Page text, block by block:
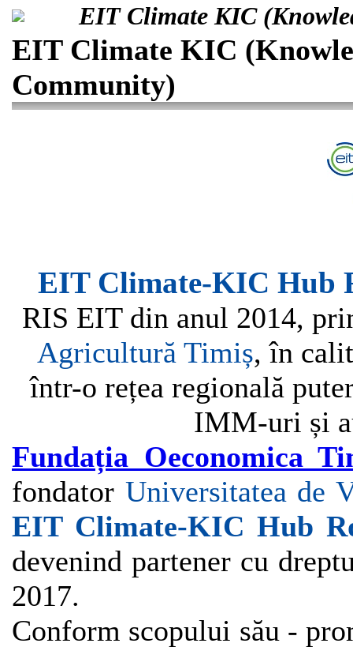
EIT Climate KIC
EIT Climate KIC
Community)
EIT Climate-KIC Hub
RIS EIT din anul 2014,
Agricultură Timiș, în
într-o rețea regională
IMM-uri și
Fundația Oeconomica
fondator Universitatea de
EIT Climate-KIC Hub
devenind partener cu
2017.
Conform scopului său -